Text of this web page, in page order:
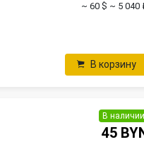
~ 60 $ ~ 5 040
В корзину
В наличии
45